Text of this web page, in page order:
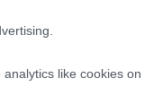
like cookies on